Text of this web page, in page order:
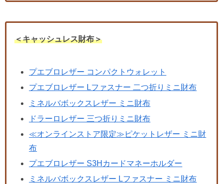
＜キャッシュレス財布＞
プエブロレザー コンパクトウォレット
プエブロレザー Lファスナー 二つ折りミニ財布
ミネルバボックスレザー ミニ財布
ドラーロレザー 三つ折りミニ財布
≪オンラインストア限定≫ピケットレザー ミニ財
布
プエブロレザー S3Hカードマネーホルダー
ミネルバボックスレザー Lファスナー ミニ財布